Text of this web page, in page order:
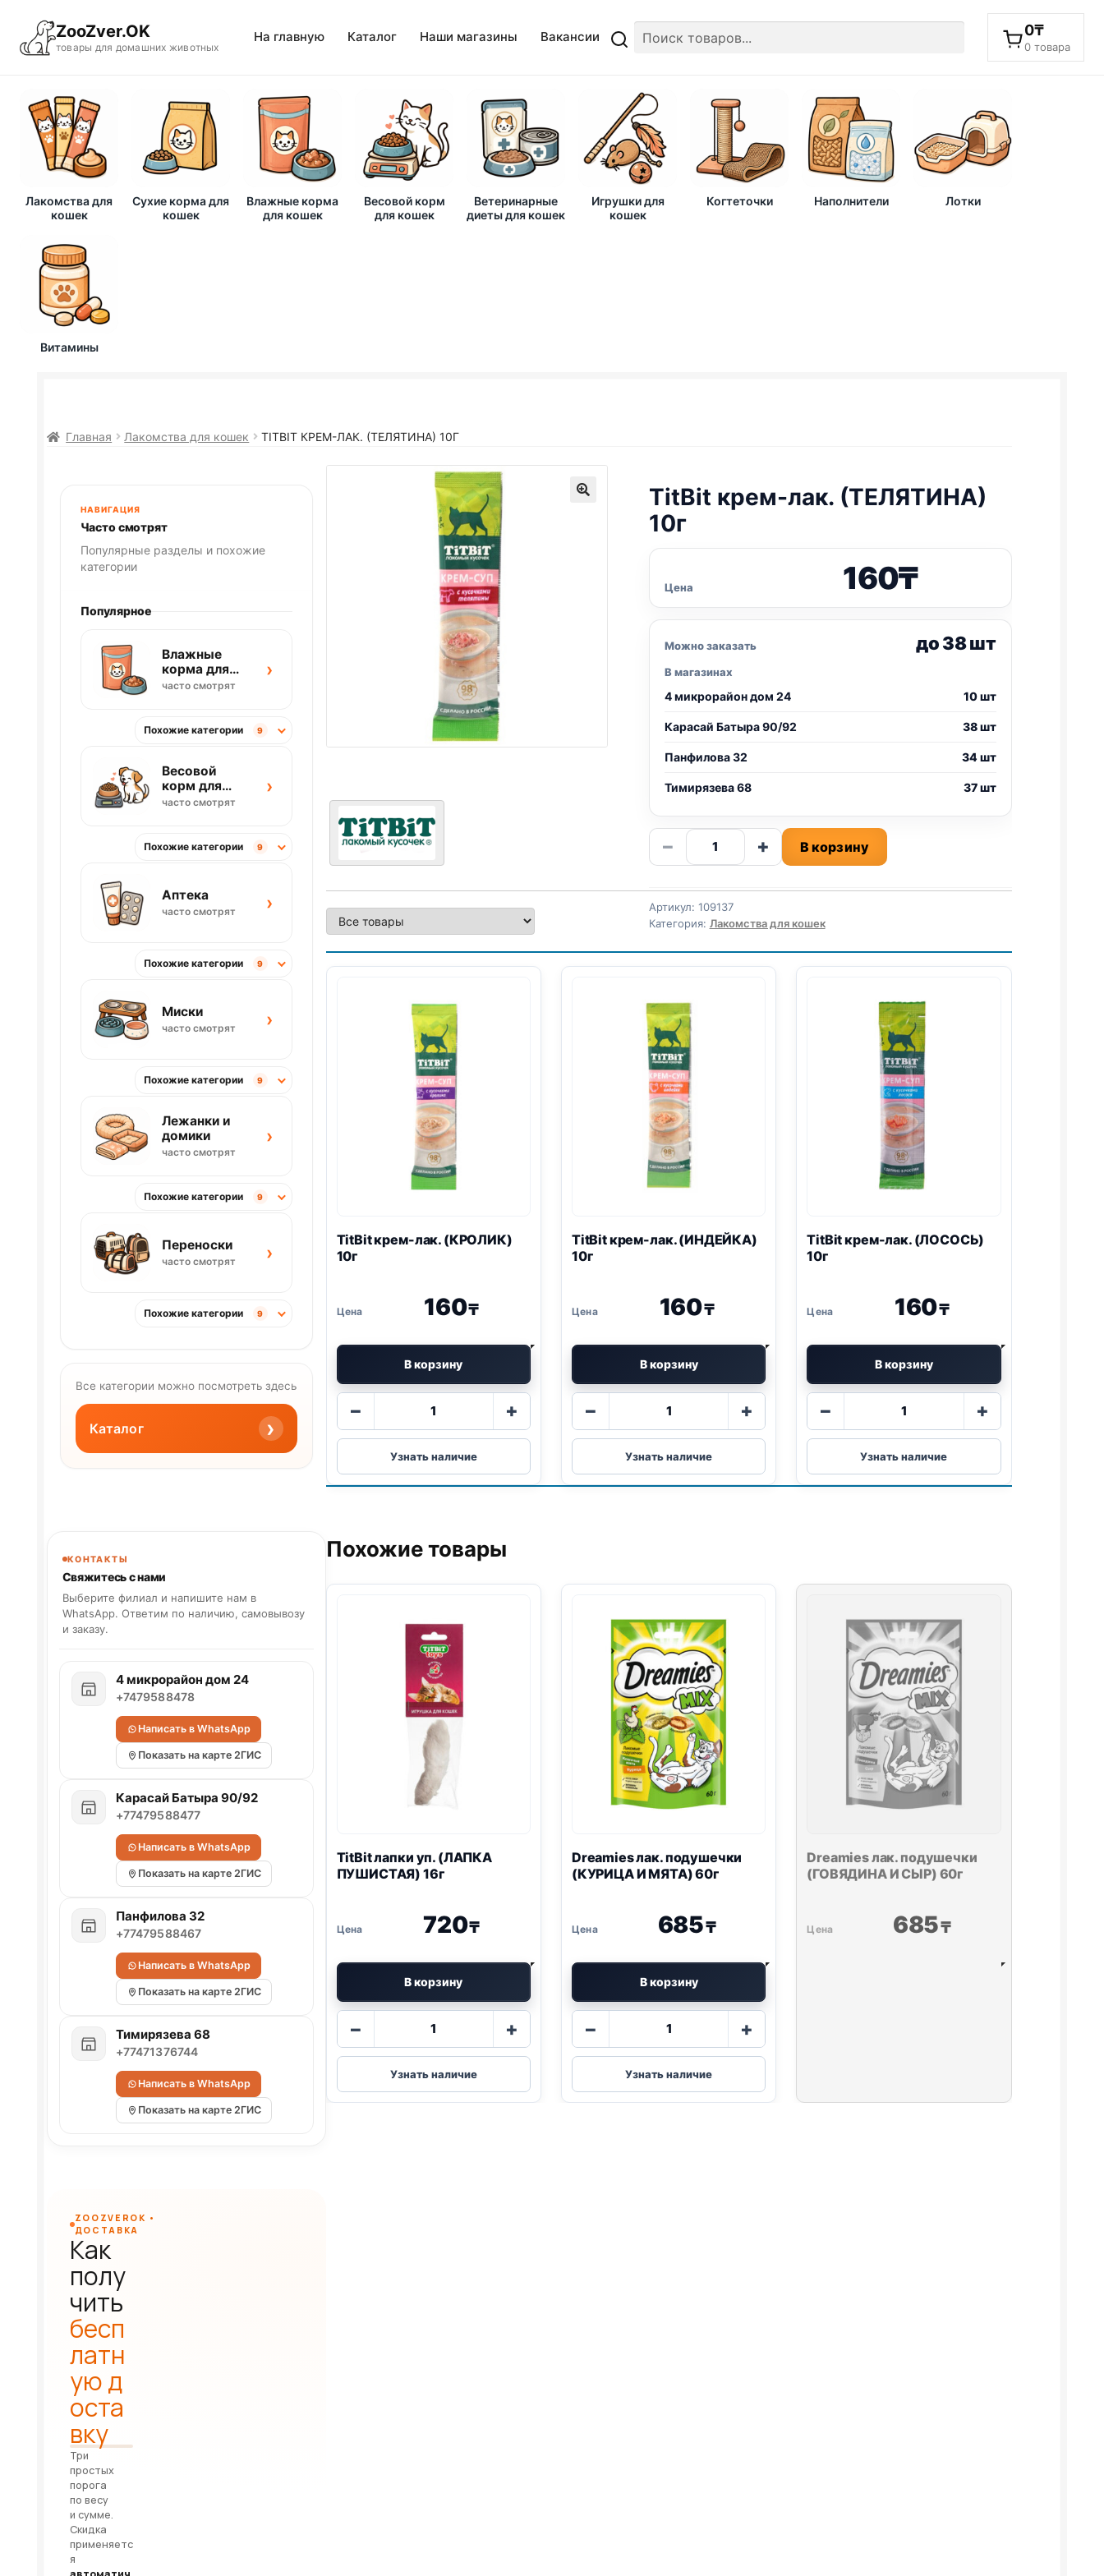
ZooZver.OK
товары для домашних животных
На главную Каталог Наши магазины Вакансии 0₸
0 товара
Лакомства для
кошек
Сухие корма для
кошек
Влажные корма
для кошек
Весовой корм
для кошек
Ветеринарные
диеты для кошек
Игрушки для
кошек
Когтеточки Наполнители Лотки
Витамины
Главная Лакомства для кошек TITBIT КРЕМ-ЛАК. (ТЕЛЯТИНА) 10Г
TitBit крем-лак. (ТЕЛЯТИНА)
10г
Цена 160₸
Можно заказать до 38 шт
В магазинах
4 микрорайон дом 24 10 шт
Карасай Батыра 90/92 38 шт
Панфилова 32 34 шт
Тимирязева 68 37 шт
−
Количество
товара
крем-
лак.
10г
+ В корзину
Артикул: 109137
Категория: Лакомства для кошек
TitBit крем-лак. (КРОЛИК)
10г
160₸
В корзину
−
товара
TitBit
крем-
(КРОЛИК)
+
Узнать наличие
TitBit крем-лак. (ИНДЕЙКА)
10г
160₸
В корзину
−
товара
TitBit
крем-
(ИНДЕЙКА)
+
Узнать наличие
TitBit крем-лак. (ЛОСОСЬ)
10г
160₸
В корзину
−
товара
TitBit
крем-
(ЛОСОСЬ)
+
Узнать наличие
Похожие товары
TitBit лапки уп. (ЛАПКА
ПУШИСТАЯ) 16г
720₸
В корзину
−
товара
TitBit
лапки
(ЛАПКА
+
Узнать наличие
Dreamiesлак. подушечки
(КУРИЦА И МЯТА) 60г
685₸
В корзину
−
товара
Dreamies
лак.
(КУРИЦА
+
Узнать наличие
Dreamiesлак. подушечки
(ГОВЯДИНА И СЫР) 60г
685₸
НАВИГАЦИЯ
Часто смотрят
Популярные разделы и похожие
категории
Популярное
Влажные
корма для
кошек
часто смотрят
›
Похожие категории 9
Весовой
корм для
собак
часто смотрят
›
Похожие категории 9
Аптека
часто смотрят ›
Похожие категории 9
Миски
часто смотрят ›
Похожие категории 9
Лежанки и
домики
часто смотрят
›
Похожие категории 9
Переноски
часто смотрят ›
Похожие категории 9
Все категории можно посмотреть здесь
Каталог ›
КОНТАКТЫ
Свяжитесь с нами
Выберите филиал и напишите нам в
WhatsApp. Ответим по наличию, самовывозу
и заказу.
4 микрорайон дом 24
+7479588478
Написать в WhatsApp
Показать на карте 2ГИС
Карасай Батыра 90/92
+77479588477
Написать в WhatsApp
Показать на карте 2ГИС
Панфилова 32
+77479588467
Написать в WhatsApp
Показать на карте 2ГИС
Тимирязева 68
+77471376744
Написать в WhatsApp
Показать на карте 2ГИС
ZOOZVEROK •
ДОСТАВКА
Как
полу
чить
бесп
латн
ую д
оста
вку
Три
простых
порога
по весу
и сумме.
Скидка
применяетс
я